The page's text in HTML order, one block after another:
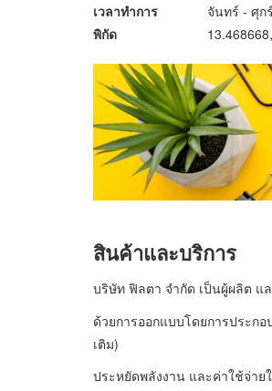
เวลาทำการ
จันทร์ - ศุก
พิกัด
สินค้าและบริการ
บริษัท ฟิลตา จำกัด เป็นผู้ผลิต แ
ด้วยการออกแบบโดยการประก
เติม)
ประหยัดพลังงาน และค่าใช้จ่าย